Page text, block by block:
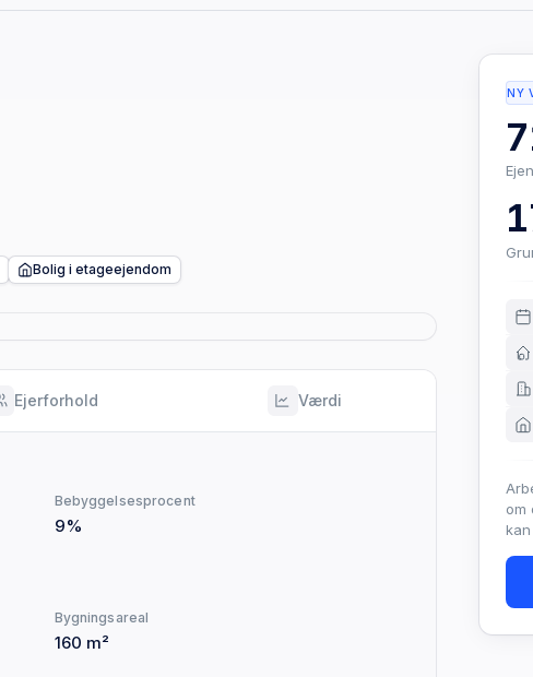
Bolig i etageejendom
Ejerforhold Værdi
Bebyggelsesprocent
9%
Bygningsareal
160 m²
NY
om